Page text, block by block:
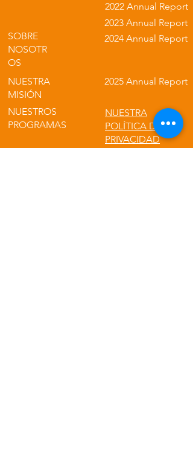
SOBRE
NOSOTR
OS
NUESTRA
MISIÓN
NUESTROS
PROGRAMAS
2022 Annual Report
2023 Annual Report
NUESTRA
POLÍTICA DE
PRIVACIDAD
2024 Annual Report
2025 Annual Report